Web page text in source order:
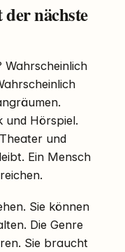
nächste
Wahrscheinlich
und Hörspiel.
und
Ein Mensch
Sie können
Die Genre
Sie braucht